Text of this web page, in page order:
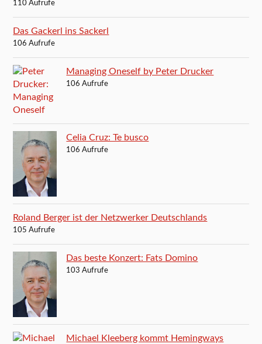
110 Aufrufe
Das Gackerl ins Sackerl
106 Aufrufe
Managing Oneself by Peter Drucker
106 Aufrufe
Celia Cruz: Te busco
106 Aufrufe
Roland Berger ist der Netzwerker Deutschlands
105 Aufrufe
Das beste Konzert: Fats Domino
103 Aufrufe
Michael Kleeberg kommt Hemingways